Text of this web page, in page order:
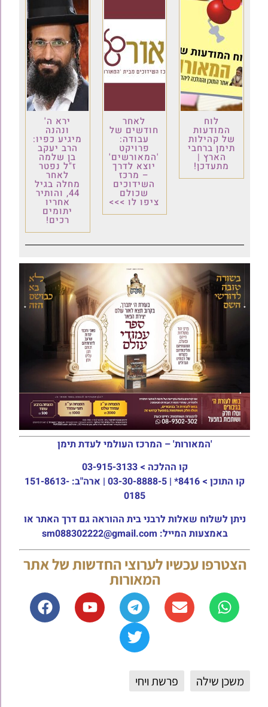
לוח
המודעות
של קהילות
תימן ברחבי
הארץ |
מתעדכן!
לאחר
חודשים של
עבודה:
פרויקט
'המאורשים'
יוצא לדרך
– מרכז
השידוכים
שכולם
ציפו לו >>>
ירא ה'
ונהנה
מיגיע כפיו:
הרב יעקב
בן שלמה
ז"ל נפטר
לאחר
מחלה בגיל
44, והותיר
אחריו
יתומים
רכים!
'המאורות' – המרכז העולמי לעדת תימן
קו ההלכה > 03-915-3133
קו התוכן >
8416* | 03-30-8888-5 | ארה"ב: 151-8613-
0185
ניתן לשלוח שאלות לרבני בית ההוראה גם דרך האתר או
באמצעות המייל: sm088302222@gmail.com
הצטרפו עכשיו לערוצי החדשות של אתר
המאורות
משכן שילה פרשת ויחי